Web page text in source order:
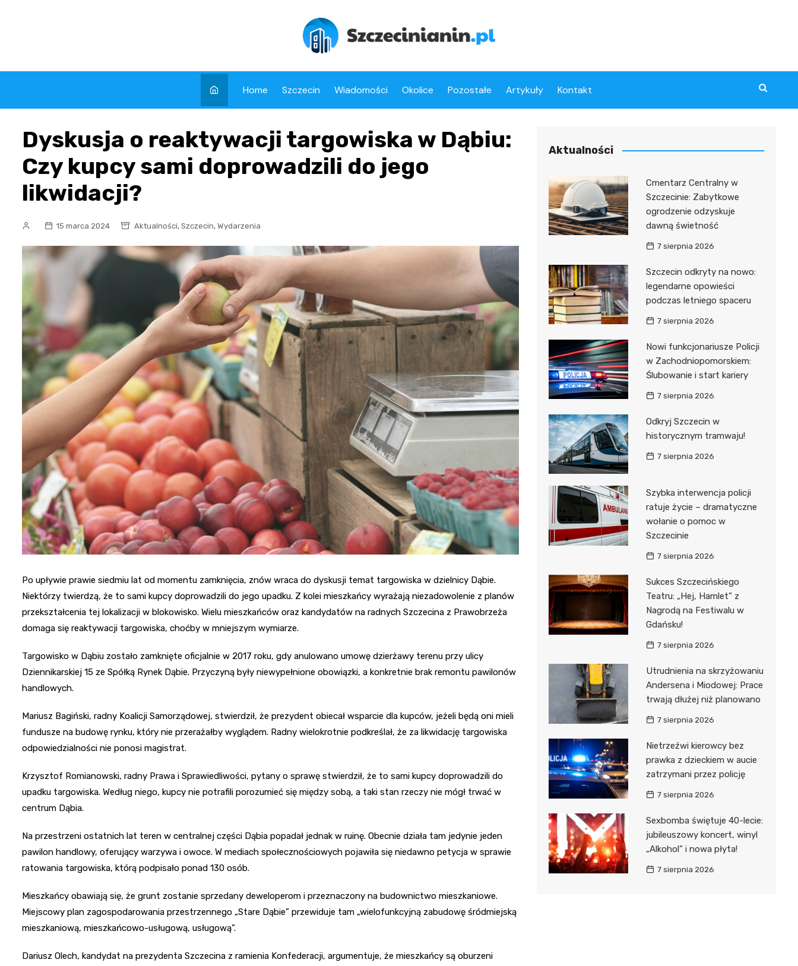
Home Szczecin Wiadomości Okolice Pozostałe Artykuły Kontakt
Dyskusja o reaktywacji targowiska w Dąbiu:
Czy kupcy sami doprowadzili do jego
likwidacji?
15 marca 2024 Aktualności, Szczecin, Wydarzenia
Po upływie prawie siedmiu lat od momentu zamknięcia, znów wraca do dyskusji temat targowiska w dzielnicy Dąbie.
Niektórzy twierdzą, że to sami kupcy doprowadzili do jego upadku. Z kolei mieszkańcy wyrażają niezadowolenie z planów
przekształcenia tej lokalizacji w blokowisko. Wielu mieszkańców oraz kandydatów na radnych Szczecina z Prawobrzeża
domaga się reaktywacji targowiska, choćby w mniejszym wymiarze.
Targowisko w Dąbiu zostało zamknięte oficjalnie w 2017 roku, gdy anulowano umowę dzierżawy terenu przy ulicy
Dziennikarskiej 15 ze Spółką Rynek Dąbie. Przyczyną były niewypełnione obowiązki, a konkretnie brak remontu pawilonów
handlowych.
Mariusz Bagiński, radny Koalicji Samorządowej, stwierdził, że prezydent obiecał wsparcie dla kupców, jeżeli będą oni mieli
fundusze na budowę rynku, który nie przerażałby wyglądem. Radny wielokrotnie podkreślał, że za likwidację targowiska
odpowiedzialności nie ponosi magistrat.
Krzysztof Romianowski, radny Prawa i Sprawiedliwości, pytany o sprawę stwierdził, że to sami kupcy doprowadzili do
upadku targowiska. Według niego, kupcy nie potrafili porozumieć się między sobą, a taki stan rzeczy nie mógł trwać w
centrum Dąbia.
Na przestrzeni ostatnich lat teren w centralnej części Dąbia popadał jednak w ruinę. Obecnie działa tam jedynie jeden
pawilon handlowy, oferujący warzywa i owoce. W mediach społecznościowych pojawiła się niedawno petycja w sprawie
ratowania targowiska, którą podpisało ponad 130 osób.
Mieszkańcy obawiają się, że grunt zostanie sprzedany deweloperom i przeznaczony na budownictwo mieszkaniowe.
Miejscowy plan zagospodarowania przestrzennego „Stare Dąbie” przewiduje tam „wielofunkcyjną zabudowę śródmiejską
mieszkaniową, mieszkańcowo-usługową, usługową”.
Dariusz Olech, kandydat na prezydenta Szczecina z ramienia Konfederacji, argumentuje, że mieszkańcy są oburzeni
Aktualności
Cmentarz Centralny w
Szczecinie: Zabytkowe
ogrodzenie odzyskuje
dawną świetność
7 sierpnia 2026
Szczecin odkryty na nowo:
legendarne opowieści
podczas letniego spaceru
7 sierpnia 2026
Nowi funkcjonariusze Policji
w Zachodniopomorskiem:
Ślubowanie i start kariery
7 sierpnia 2026
Odkryj Szczecin w
historycznym tramwaju!
7 sierpnia 2026
Szybka interwencja policji
ratuje życie – dramatyczne
wołanie o pomoc w
Szczecinie
7 sierpnia 2026
Sukces Szczecińskiego
Teatru: „Hej, Hamlet” z
Nagrodą na Festiwalu w
Gdańsku!
7 sierpnia 2026
Utrudnienia na skrzyżowaniu
Andersena i Miodowej: Prace
trwają dłużej niż planowano
7 sierpnia 2026
Nietrzeźwi kierowcy bez
prawka z dzieckiem w aucie
zatrzymani przez policję
7 sierpnia 2026
Sexbomba świętuje 40-lecie:
jubileuszowy koncert, winyl
„Alkohol” i nowa płyta!
7 sierpnia 2026